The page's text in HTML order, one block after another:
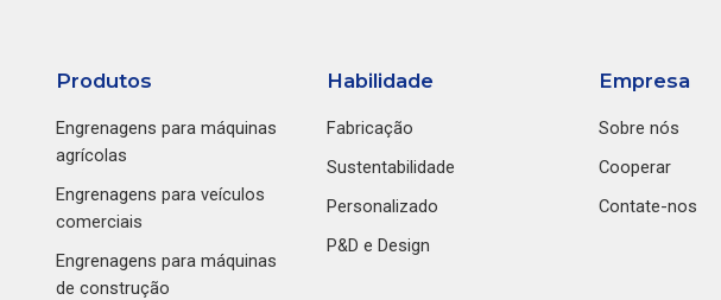
Produtos
Engrenagens para máquinas
agrícolas
Engrenagens para veículos
comerciais
Engrenagens para máquinas
de construção
Habilidade
Fabricação
Sustentabilidade
Personalizado
P&D e Design
Empresa
Sobre nós
Cooperar
Contate-nos